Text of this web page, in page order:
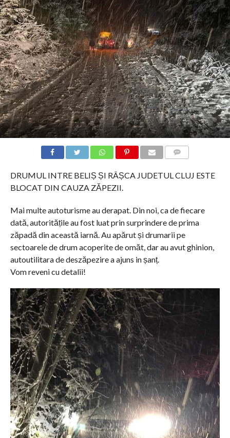
DRUMUL INTRE BELIȘ ȘI RÂȘCA JUDETUL CLUJ ESTE
BLOCAT DIN CAUZA ZĂPEZII.
Mai multe autoturisme au derapat. Din noi, ca de fiecare
dată, autoritățile au fost luat prin surprindere de prima
zăpadă din această iarnă. Au apărut și drumarii pe
sectoarele de drum acoperite de omăt, dar au avut ghinion,
autoutilitara de deszăpezire a ajuns in șanț.
Vom reveni cu detalii!